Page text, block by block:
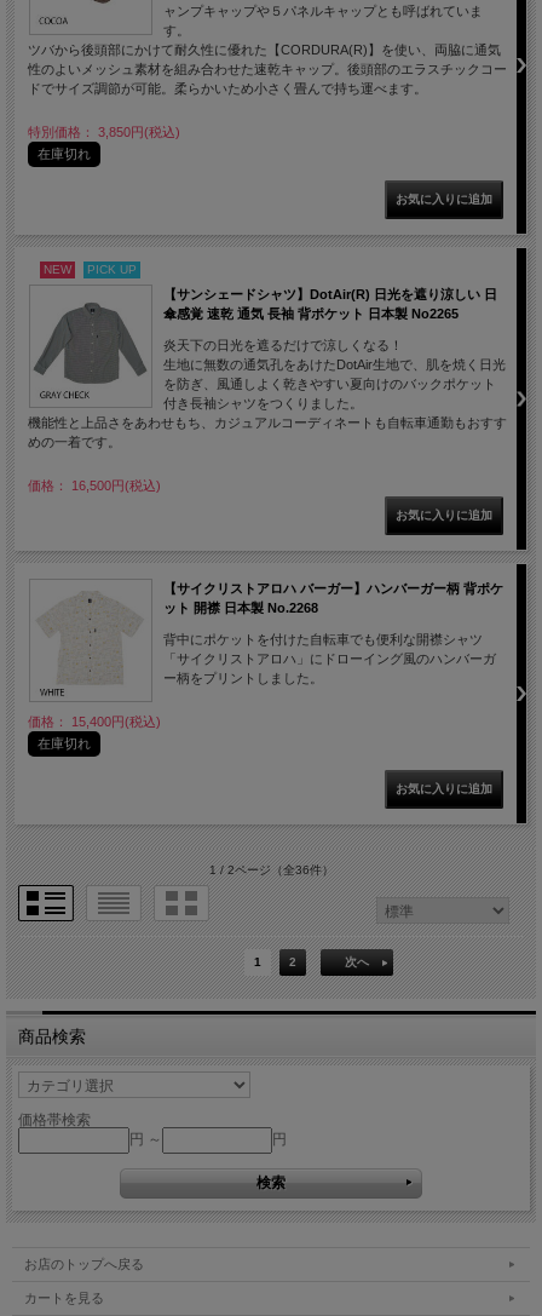
ャンプキャップや５パネルキャップとも呼ばれていま
す。
ツバから後頭部にかけて耐久性に優れた【CORDURA(R)】を使い、両脇に通気
性のよいメッシュ素材を組み合わせた速乾キャップ。後頭部のエラスチックコー
ドでサイズ調節が可能。柔らかいため小さく畳んで持ち運べます。
特別価格： 3,850円(税込)
在庫切れ
NEW PICK UP
【サンシェードシャツ】DotAir(R) 日光を遮り涼しい 日
傘感覚 速乾 通気 長袖 背ポケット 日本製 No2265
炎天下の日光を遮るだけで涼しくなる！
生地に無数の通気孔をあけたDotAir生地で、肌を焼く日光
を防ぎ、風通しよく乾きやすい夏向けのバックポケット
付き長袖シャツをつくりました。
機能性と上品さをあわせもち、カジュアルコーディネートも自転車通勤もおすす
めの一着です。
価格： 16,500円(税込)
【サイクリストアロハ バーガー】ハンバーガー柄 背ポケ
ット 開襟 日本製 No.2268
背中にポケットを付けた自転車でも便利な開襟シャツ
「サイクリストアロハ」にドローイング風のハンバーガ
ー柄をプリントしました。
価格： 15,400円(税込)
在庫切れ
1 / 2ページ（全36件）
1 2 次へ
商品検索
価格帯検索
円 ～
円
お店のトップへ戻る
カートを見る